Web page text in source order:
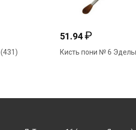
51.94₽
Кисть пони № 6